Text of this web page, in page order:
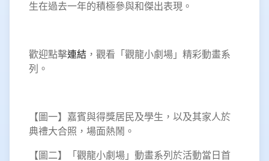
生在過去一年的積極參與和傑出表現。
歡迎點擊連結 ，觀看「觀龍小劇場」精彩動畫系
列。
【圖一】嘉賓與得獎居民及學生，以及其家人於
典禮大合照，場面熱鬧。
【圖二】「觀龍小劇場」動畫系列於活動當日首